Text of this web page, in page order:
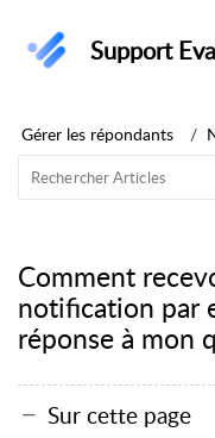
Support
Gérer les répondants
Comment
notification par
réponse à mon
Sur cette page